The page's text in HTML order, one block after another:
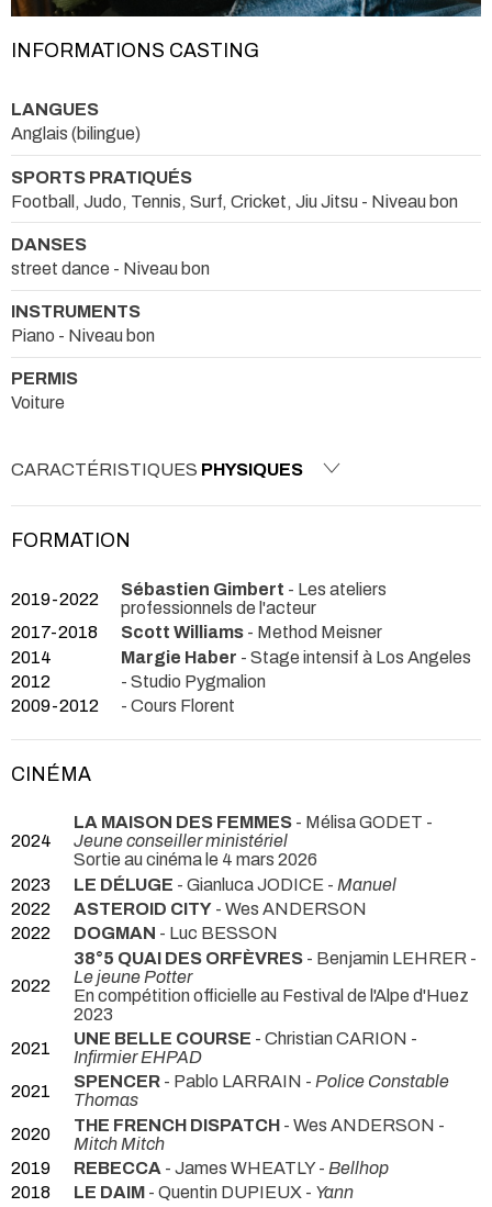
INFORMATIONS CASTING
LANGUES
Anglais (bilingue)
SPORTS PRATIQUÉS
Football, Judo, Tennis, Surf, Cricket, Jiu Jitsu - Niveau bon
DANSES
street dance - Niveau bon
INSTRUMENTS
Piano - Niveau bon
PERMIS
Voiture
CARACTÉRISTIQUES PHYSIQUES
FORMATION
2019-2022 Sébastien Gimbert - Les ateliers
professionnels de l'acteur
2017-2018
Scott Williams - Method Meisner
2014
Margie Haber - Stage intensif à Los Angeles
2012
- Studio Pygmalion
2009-2012
- Cours Florent
CINÉMA
2024
LA MAISON DES FEMMES - Mélisa GODET -
Jeune conseiller ministériel
Sortie au cinéma le 4 mars 2026
2023
LE DÉLUGE - Gianluca JODICE - Manuel
2022
ASTEROID CITY - Wes ANDERSON
2022
DOGMAN - Luc BESSON
2022
38°5 QUAI DES ORFÈVRES - Benjamin LEHRER -
Le jeune Potter
En compétition officielle au Festival de l'Alpe d'Huez
2023
2021
UNE BELLE COURSE - Christian CARION -
Infirmier EHPAD
2021
SPENCER - Pablo LARRAIN - Police Constable
Thomas
2020
THE FRENCH DISPATCH - Wes ANDERSON -
Mitch Mitch
2019
REBECCA - James WHEATLY - Bellhop
2018
LE DAIM - Quentin DUPIEUX - Yann